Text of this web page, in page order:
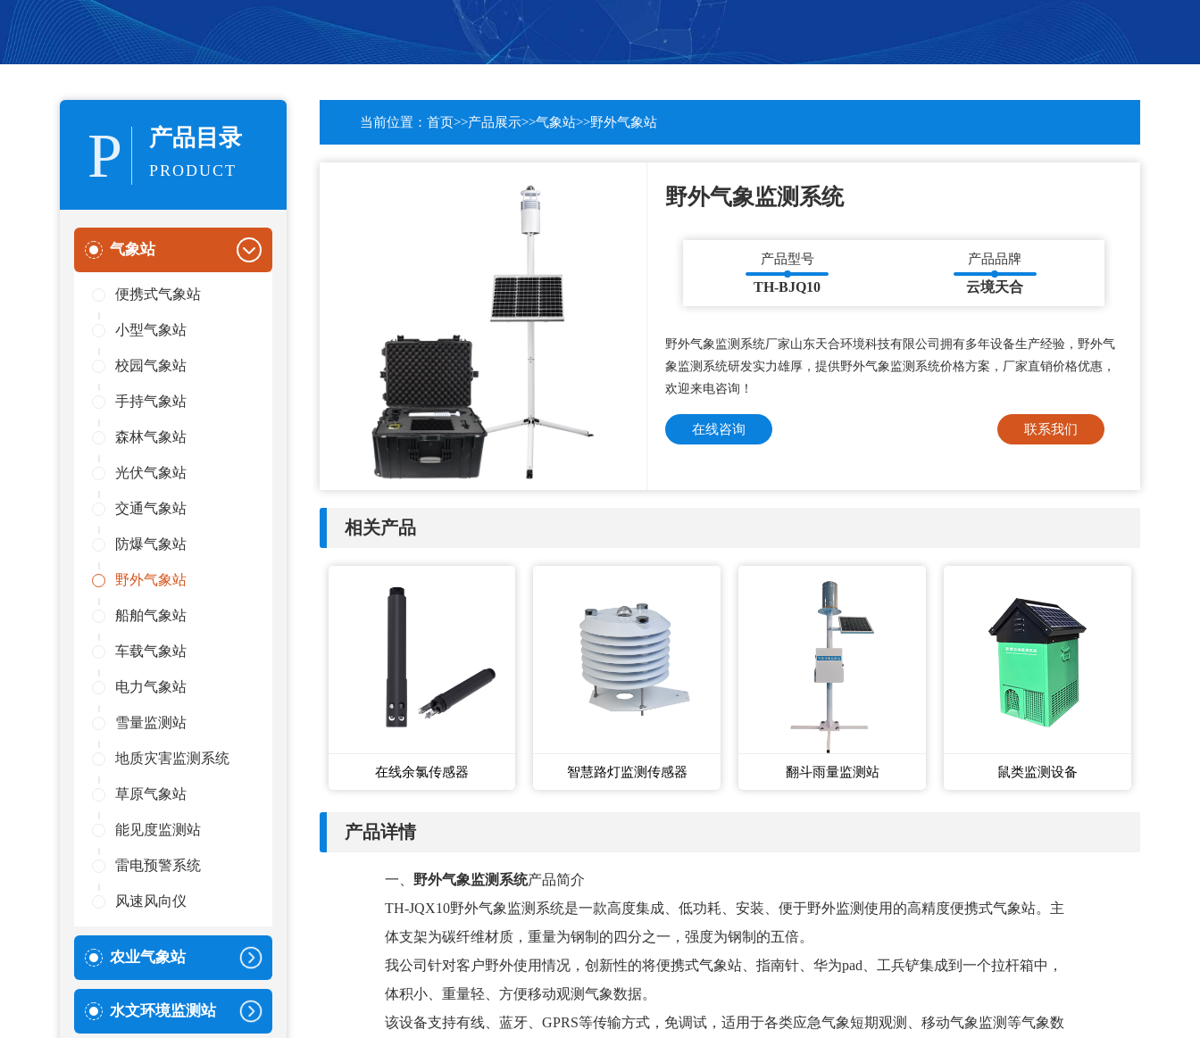
P 产品目录
PRODUCT
气象站
便携式气象站
小型气象站
校园气象站
手持气象站
森林气象站
光伏气象站
交通气象站
防爆气象站
野外气象站
船舶气象站
车载气象站
电力气象站
雪量监测站
地质灾害监测系统
草原气象站
能见度监测站
雷电预警系统
风速风向仪
农业气象站
水文环境监测站
当前位置： 首页>>产品展示>>气象站>>野外气象站
野外气象监测系统
产品型号
TH-BJQ10
产品品牌
云境天合
野外气象监测系统厂家山东天合环境科技有限公司拥有多年设备生产经验，野外气
象监测系统研发实力雄厚，提供野外气象监测系统价格方案，厂家直销价格优惠，
欢迎来电咨询！
在线咨询 联系我们
相关产品
在线余氯传感器 智慧路灯监测传感器 翻斗雨量监测站 鼠类监测设备
产品详情
一、 野外气象监测系统产品简介
TH-JQX10野外气象监测系统是一款高度集成、低功耗、安装、便于野外监测使用的高精度便携式气象站。主
体支架为碳纤维材质，重量为钢制的四分之一，强度为钢制的五倍。
我公司针对客户野外使用情况，创新性的将便携式气象站、指南针、华为pad、工兵铲集成到一个拉杆箱中，
体积小、重量轻、方便移动观测气象数据。
该设备支持有线、蓝牙、GPRS等传输方式，免调试，适用于各类应急气象短期观测、移动气象监测等气象数